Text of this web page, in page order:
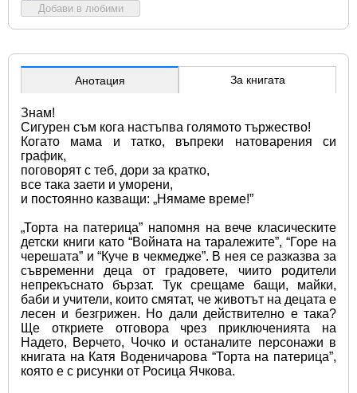
Добави в любими
Анотация За книгата
Знам!
Сигурен съм кога настъпва голямото тържество!
Когато мама и татко, въпреки натоварения си
график,
поговорят с теб, дори за кратко,
все така заети и уморени,
и постоянно казващи: „Нямаме време!”
„Торта на патерица” напомня на вече класическите
детски книги като “Войната на таралежите”, “Горе на
черешата” и “Куче в чекмедже”. В нея се разказва за
съвременни деца от градовете, чиито родители
непрекъснато бързат. Тук срещаме бащи, майки,
баби и учители, които смятат, че животът на децата е
лесен и безгрижен. Но дали действително е така?
Ще откриете отговора чрез приключенията на
Надето, Верчето, Чочко и останалите персонажи в
книгата на Катя Воденичарова “Торта на патерица”,
която е с рисунки от Росица Ячкова.